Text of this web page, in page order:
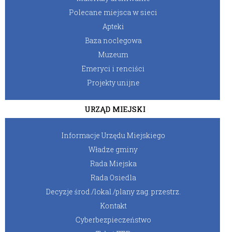
Polecane miejsca w sieci
Apteki
Baza noclegowa
Muzeum
Emeryci i renciści
Projekty unijne
URZĄD MIEJSKI
Informacje Urzędu Miejskiego
Władze gminy
Rada Miejska
Rada Osiedla
Decyzje środ./lokal./plany zag. przestrz.
Kontakt
Cyberbezpieczeństwo